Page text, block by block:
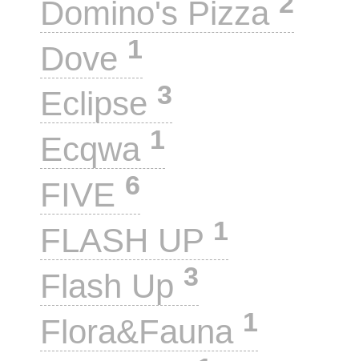
Domino's Pizza
Dove 1
Eclipse 3
Ecqwa 1
FIVE 6
FLASH UP 1
Flash Up 3
Flora&Fauna 1